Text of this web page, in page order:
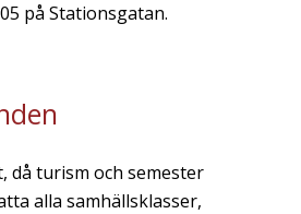
på Stationsgatan.
då turism och semester
alla samhällsklasser,